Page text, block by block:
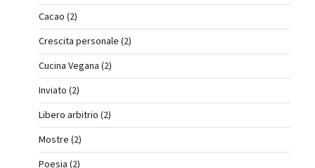
Cacao (2)
Crescita personale (2)
Cucina Vegana (2)
Inviato (2)
Libero arbitrio (2)
Mostre (2)
Poesia (2)